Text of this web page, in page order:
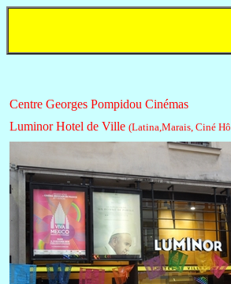
Centre Georges Pompidou Cinémas
Luminor Hotel de Ville (Latina,Marais, Ciné